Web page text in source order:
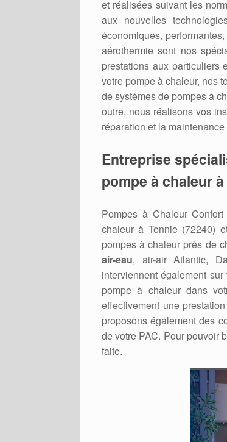
et réalisées suivant les
aux nouvelles
économiques,
aérothermie sont nos
prestations aux particuliers
votre pompe à chaleur, nos
de systèmes de pompes à
outre, nous réalisons vos
réparation et la
Entreprise
pompe à chaleur
Pompes à Chaleur
chaleur à Tennie (72240)
pompes à chaleur près de
air-eau, air-air Atlantic,
interviennent également
pompe à chaleur dans
effectivement une
proposons également des
de votre PAC. Pour pouvoir
faite.